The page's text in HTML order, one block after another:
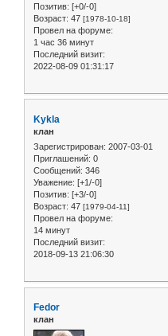
Позитив: [+0/-0]
Возраст: 47 [1978-10-18]
Провел на форуме:
1 час 36 минут
Последний визит:
2022-08-09 01:31:17
Kykla
клан
Зарегистрирован: 2007-03-01
Приглашений: 0
Сообщений: 346
Уважение: [+1/-0]
Позитив: [+3/-0]
Возраст: 47 [1979-04-11]
Провел на форуме:
14 минут
Последний визит:
2018-09-13 21:06:30
Fedor
клан